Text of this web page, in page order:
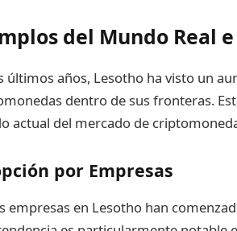
del Mundo Real
últimos años, Lesotho ha visto un
dentro de sus fronteras.
actual del mercado de
por Empresas
empresas en Lesotho han